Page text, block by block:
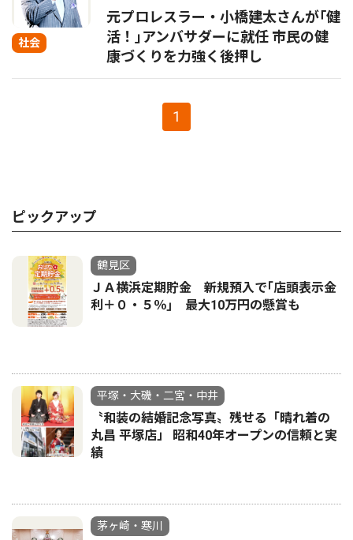
社会
元プロレスラー・小橋建太さんが｢健
活！｣アンバサダーに就任 市民の健
康づくりを力強く後押し
1
ピックアップ
鶴見区
ＪＡ横浜定期貯金 新規預入で｢店頭表示金
利＋０・５％｣ 最大10万円の懸賞も
平塚・大磯・二宮・中井
〝和装の結婚記念写真〟残せる「晴れ着の
丸昌 平塚店」 昭和40年オープンの信頼と実
績
茅ヶ崎・寒川